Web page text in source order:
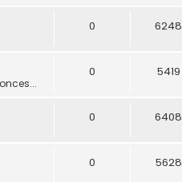
0 6248
0 5419
0 6408
0 5628